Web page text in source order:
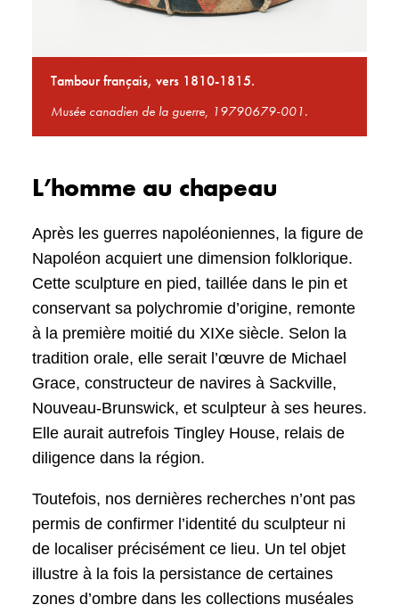
Tambour français, vers 1810-1815.
Musée canadien de la guerre, 19790679-001.
L’homme au chapeau
Après les guerres napoléoniennes, la figure de
Napoléon acquiert une dimension folklorique.
Cette sculpture en pied, taillée dans le pin et
conservant sa polychromie d’origine, remonte
à la première moitié du XIXe siècle. Selon la
tradition orale, elle serait l’œuvre de Michael
Grace, constructeur de navires à Sackville,
Nouveau-Brunswick, et sculpteur à ses heures.
Elle aurait autrefois Tingley House, relais de
diligence dans la région.
Toutefois, nos dernières recherches n’ont pas
permis de confirmer l’identité du sculpteur ni
de localiser précisément ce lieu. Un tel objet
illustre à la fois la persistance de certaines
zones d’ombre dans les collections muséales